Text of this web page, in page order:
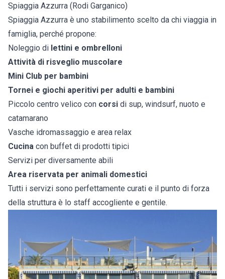
Spiaggia Azzurra (Rodi Garganico)
Spiaggia Azzurra è uno stabilimento scelto da chi viaggia in
famiglia, perché propone:
Noleggio di lettini e ombrelloni
Attività di risveglio muscolare
Mini Club per bambini
Tornei e giochi aperitivi per adulti e bambini
Piccolo centro velico con corsi di sup, windsurf, nuoto e
catamarano
Vasche idromassaggio e area relax
Cucina con buffet di prodotti tipici
Servizi per diversamente abili
Area riservata per animali domestici
Tutti i servizi sono perfettamente curati e il punto di forza
della struttura è lo staff accogliente e gentile.